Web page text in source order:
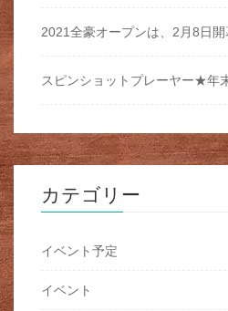
2021全豪オープンは、2月8日開
スピンショットプレーヤー★年
カテゴリー
イベント予定
イベント